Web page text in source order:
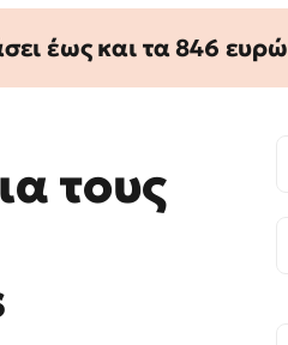
έως και τα 846 ευρώ
τους